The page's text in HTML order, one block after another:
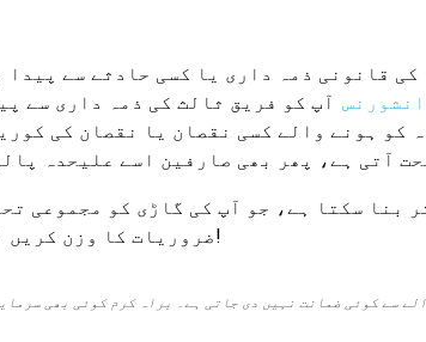
قانونی ذمہ داری یا کسی حادثے سے
آپ کو فریق ثالث کی ذمہ داری سے
کو ہونے والے کسی نقصان یا نقصان کی
آتی ہے، پھر بھی صارفین اسے علیحدہ
بنا سکتا ہے، جو آپ کی گاڑی کو مجموعی
ضروریات کا وزن کریں اور دانشمندی سے انتخاب کریں!
سے کوئی ضمانت نہیں دی جاتی ہے۔ براہ کرم کوئی بھی